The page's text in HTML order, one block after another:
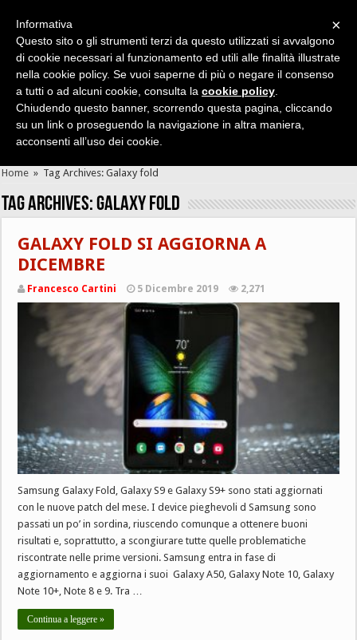
Cerca velocemente news, recensioni, guide, app, giochi ...
Home » Tag Archives: Galaxy fold
Tag Archives:Galaxy fold
GALAXY FOLD SI AGGIORNA A
DICEMBRE
Francesco Cartini 5 Dicembre 2019 2,271
Samsung Galaxy Fold, Galaxy S9 e Galaxy S9+ sono stati aggiornati
con le nuove patch del mese. I device pieghevoli d Samsung sono
passati un po’ in sordina, riuscendo comunque a ottenere buoni
risultati e, soprattutto, a scongiurare tutte quelle problematiche
riscontrate nelle prime versioni. Samsung entra in fase di
aggiornamento e aggiorna i suoi Galaxy A50, Galaxy Note 10, Galaxy
Note 10+, Note 8 e 9. Tra …
Continua a leggere »
×
Informativa
Questo sito o gli strumenti terzi da questo utilizzati si avvalgono
di cookie necessari al funzionamento ed utili alle finalità illustrate
nella cookie policy. Se vuoi saperne di più o negare il consenso
a tutti o ad alcuni cookie, consulta la cookie policy
Chiudendo questo banner, scorrendo questa pagina, cliccando
su un link o proseguendo la navigazione in altra maniera,
acconsenti all’uso dei cookie.